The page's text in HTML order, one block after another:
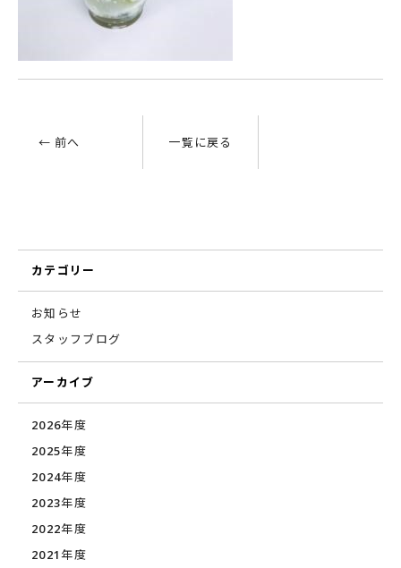
← 前へ 一覧に戻る
カテゴリー
お知らせ
スタッフブログ
アーカイブ
2026年度
2025年度
2024年度
2023年度
2022年度
2021年度